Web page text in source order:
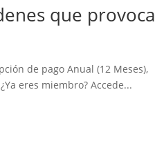
que provoca
de pago Anual (12 Meses),
eres miembro? Accede...